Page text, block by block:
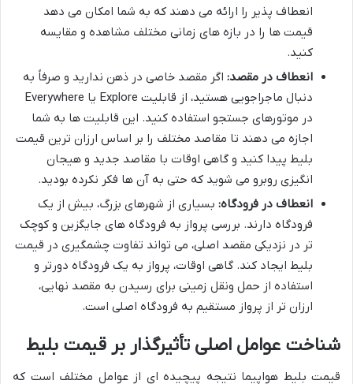
انعطاف پذیر را ارائه می دهند که به شما امکان می دهد
قیمت ها را در بازه های زمانی مختلف مشاهده و مقایسه
کنید.
انعطاف در مقصد: اگر مقصد خاصی در ذهن ندارید و صرفاً به
دنبال ماجراجویی هستید، از قابلیت Explore یا Everywhere
در موتورهای جستجو استفاده کنید. این قابلیت ها به شما
اجازه می دهند تا مقاصد مختلف را بر اساس ارزان ترین قیمت
بلیط پیدا کنید و گاهی اوقات با مقاصد جدید و هیجان
انگیزی روبرو می شوید که حتی به آن ها فکر نکرده بودید.
انعطاف در فرودگاه: بسیاری از شهرهای بزرگ، بیش از یک
فرودگاه دارند. بررسی پرواز به فرودگاه های جایگزین و کوچک
تر در نزدیکی مقصد اصلی، می تواند تفاوت چشمگیری در قیمت
بلیط ایجاد کند. گاهی اوقات، پرواز به یک فرودگاه دورتر و
استفاده از حمل ونقل زمینی برای رسیدن به مقصد نهایی،
ارزان تر از پرواز مستقیم به فرودگاه اصلی است.
شناخت عوامل اصلی تأثیرگذار بر قیمت بلیط
قیمت بلیط هواپیما نتیجه پیچیده ای از عوامل مختلف است که